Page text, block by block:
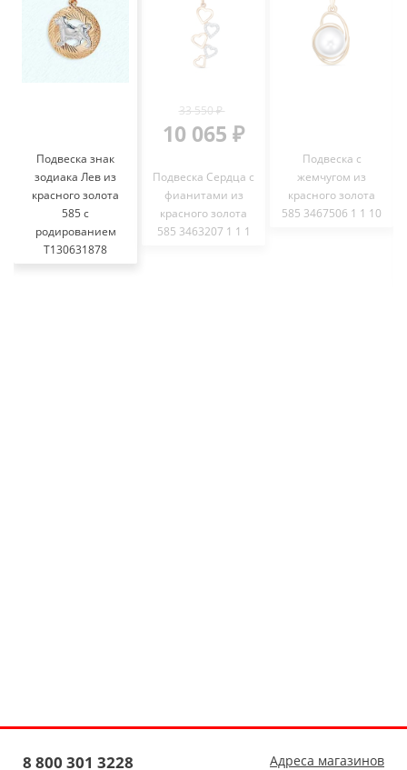
Подвеска знак
зодиака Лев из
красного золота
585 с
родированием
Т130631878
33 550 ₽
10 065 ₽
Подвеска Сердца с
фианитами из
красного золота
585 3463207 1 1 1
Подвеска с
жемчугом из
красного золота
585 3467506 1 1 10
8 800 301 3228 Адреса магазинов